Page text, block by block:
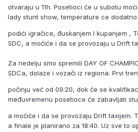
otvaraju u 11h. Posetioci će u subotu
lady stunt show, temperature ce dodatno
podići igračice, đuskanjem I kupanjem ,
SDC, a moćiće i da se provozaju u Drift
Za nedelju smo spremili DAY OF
SDCa, dolaze i vozači iz regiona. Prvi
počinju već od 09:20, dok će se
međuvremenu posetioce će zabavljati
a moćiće i da se provozaju Drift taxijem.
a finale je planirano za 18:40. Uz sve to